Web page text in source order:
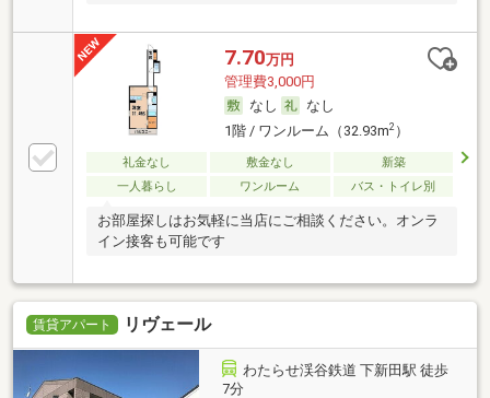
7.70万円
管理費3,000円
なし
なし
1階 / ワンルーム（32.93m2）
礼金なし 敷金なし
新築
一人暮らし
ワンルーム バス・トイレ別
お部屋探しはお気軽に当店にご相談ください。オンラ
イン接客も可能です
賃貸アパート リヴェール
わたらせ渓谷鉄道 下新田駅 徒歩
7分